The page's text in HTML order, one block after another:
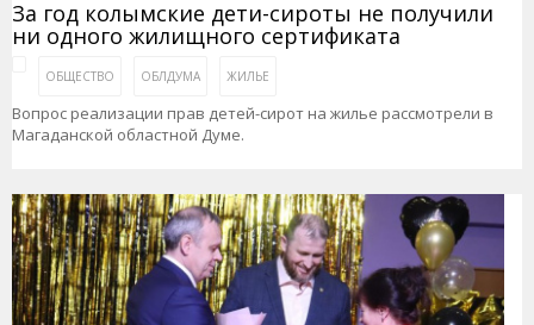
За год колымские дети-сироты не получили
ни одного жилищного сертификата
ОБЩЕСТВО ОБЛДУМА ЖИЛЬЕ
Вопрос реализации прав детей-сирот на жилье рассмотрели в
Магаданской областной Думе.